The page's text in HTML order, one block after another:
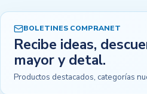
BOLETINES COMPRANET
Recibe ideas,
mayor y detal.
Productos destacados, categorías